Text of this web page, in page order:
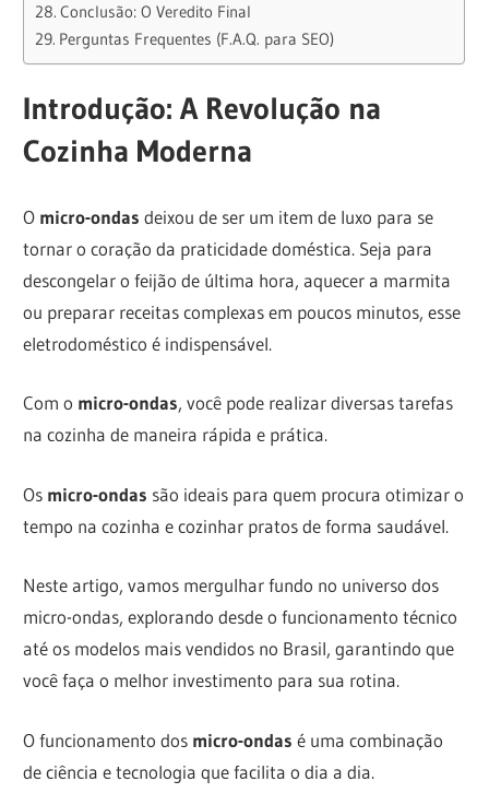
Conclusão: O Veredito Final
Perguntas Frequentes (F.A.Q. para SEO)
Introdução: A Revolução na
Cozinha Moderna
O micro-ondas deixou de ser um item de luxo para se
tornar o coração da praticidade doméstica. Seja para
descongelar o feijão de última hora, aquecer a marmita
ou preparar receitas complexas em poucos minutos, esse
eletrodoméstico é indispensável.
Com o micro-ondas, você pode realizar diversas tarefas
na cozinha de maneira rápida e prática.
Os micro-ondas são ideais para quem procura otimizar o
tempo na cozinha e cozinhar pratos de forma saudável.
Neste artigo, vamos mergulhar fundo no universo dos
micro-ondas, explorando desde o funcionamento técnico
até os modelos mais vendidos no Brasil, garantindo que
você faça o melhor investimento para sua rotina.
O funcionamento dos micro-ondas é uma combinação
de ciência e tecnologia que facilita o dia a dia.